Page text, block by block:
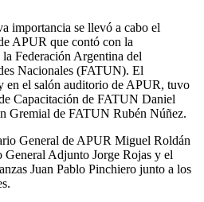
importancia se llevó a cabo el
APUR que contó con la
Federación Argentina del
Nacionales (FATUN). El
en el salón auditorio de APUR, tuvo
Capacitación de FATUN Daniel
Gremial de FATUN Rubén Núñez.
General de APUR Miguel Roldán
General Adjunto Jorge Rojas y el
Juan Pablo Pinchiero junto a los